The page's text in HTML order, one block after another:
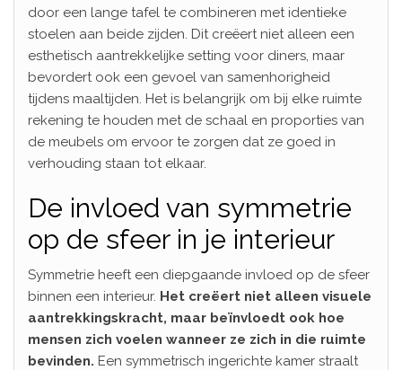
door een lange tafel te combineren met identieke
stoelen aan beide zijden. Dit creëert niet alleen een
esthetisch aantrekkelijke setting voor diners, maar
bevordert ook een gevoel van samenhorigheid
tijdens maaltijden. Het is belangrijk om bij elke ruimte
rekening te houden met de schaal en proporties van
de meubels om ervoor te zorgen dat ze goed in
verhouding staan tot elkaar.
De invloed van symmetrie
op de sfeer in je interieur
Symmetrie heeft een diepgaande invloed op de sfeer
binnen een interieur. Het creëert niet alleen visuele
aantrekkingskracht, maar beïnvloedt ook hoe
mensen zich voelen wanneer ze zich in die ruimte
bevinden. Een symmetrisch ingerichte kamer straalt